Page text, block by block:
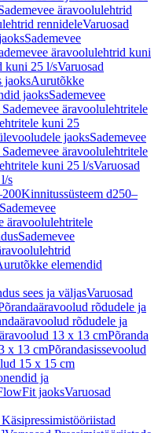
äravoolulehtrid
rennideleVaruosad
Sademevee
äravoolulehtrid kuni
kuni 25 l/sVaruosad
jaoksAurutõkke
jaoksSademevee
äravoolulehtritele
kuni 25
jaoksSademevee
äravoolulehtritele
kuni 25 l/sVaruosad
s
Kinnitussüsteem d250–
Sademevee
äravoolulehtritele
Sademevee
elemendid
sees ja väljasVaruosad
rõdudele ja
rõdudele ja
13 x 13 cmPõranda
x 13 cmPõrandasissevoolud
15 x 15 cm
ja
jaoksVaruosad